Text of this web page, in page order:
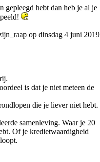
gepleegd hebt dan heb je al je
op dinsdag 4 juni 2019
is dat je niet meteen de
die je liever niet hebt.
samenleving. Waar je 20
Of je kredietwaardigheid